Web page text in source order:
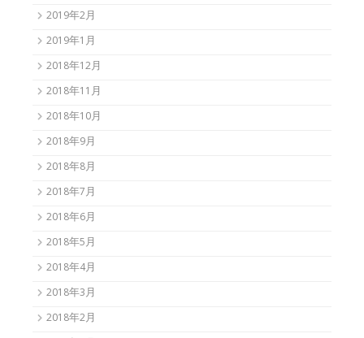
2019年2月
2019年1月
2018年12月
2018年11月
2018年10月
2018年9月
2018年8月
2018年7月
2018年6月
2018年5月
2018年4月
2018年3月
2018年2月